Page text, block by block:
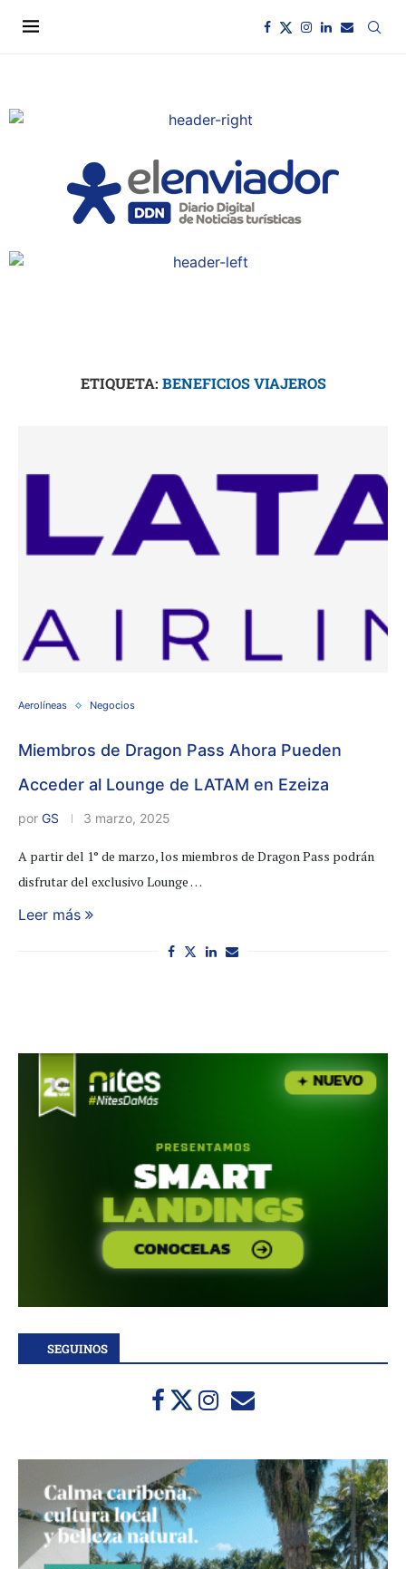
ETIQUETA: BENEFICIOS VIAJEROS
Aerolíneas Negocios
Miembros de Dragon Pass Ahora Pueden
Acceder al Lounge de LATAM en Ezeiza
por GS 3 marzo, 2025
A partir del 1° de marzo, los miembros de Dragon Pass podrán
disfrutar del exclusivo Lounge …
Leer más
SEGUINOS